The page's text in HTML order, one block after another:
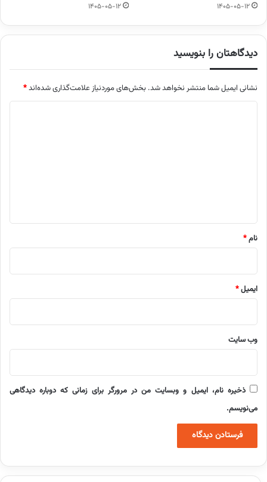
1405-05-12
1405-05-12
دیدگاهتان را بنویسید
نشانی ایمیل شما منتشر نخواهد شد. بخش‌های موردنیاز علامت‌گذاری شده‌اند*
نام*
ایمیل*
وب‌ سایت
ذخیره نام، ایمیل و وبسایت من در مرورگر برای زمانی که دوباره دیدگاهی
می‌نویسم.